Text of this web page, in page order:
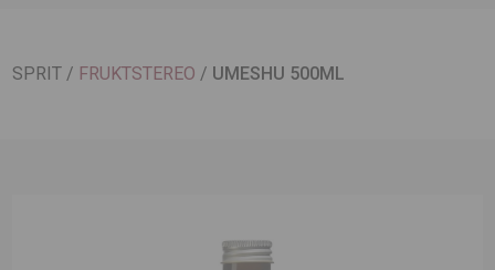
SPRIT / FRUKTSTEREO / UMESHU 500ML